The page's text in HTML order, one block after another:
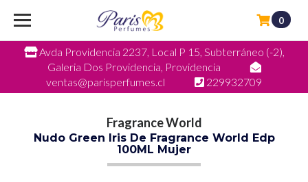
Avda Providencia 2237, Local P 15, Subterráneo (-2),
Galeria Dos Providencia, Providencia
ventas@parisperfumes.cl
229932709
0
Fragrance World
Nudo Green Iris De Fragrance World Edp
100ML Mujer